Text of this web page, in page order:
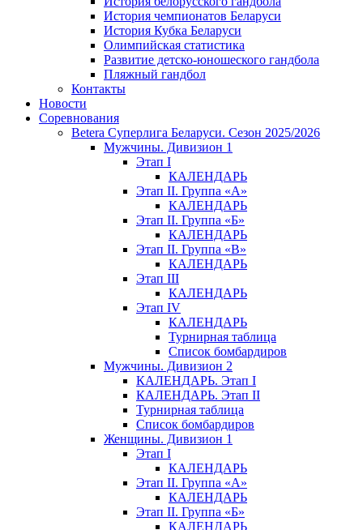
История чемпионатов Беларуси
История Кубка Беларуси
Олимпийская статистика
Развитие детско-юношеского гандбола
Пляжный гандбол
Контакты
Новости
Соревнования
Betera Суперлига Беларуси. Сезон 2025/2026
Мужчины. Дивизион 1
Этап I
КАЛЕНДАРЬ
Этап II. Группа «А»
КАЛЕНДАРЬ
Этап II. Группа «Б»
КАЛЕНДАРЬ
Этап II. Группа «В»
КАЛЕНДАРЬ
Этап III
КАЛЕНДАРЬ
Этап IV
КАЛЕНДАРЬ
Турнирная таблица
Список бомбардиров
Мужчины. Дивизион 2
КАЛЕНДАРЬ. Этап I
КАЛЕНДАРЬ. Этап II
Турнирная таблица
Список бомбардиров
Женщины. Дивизион 1
Этап I
КАЛЕНДАРЬ
Этап II. Группа «А»
КАЛЕНДАРЬ
Этап II. Группа «Б»
КАЛЕНДАРЬ